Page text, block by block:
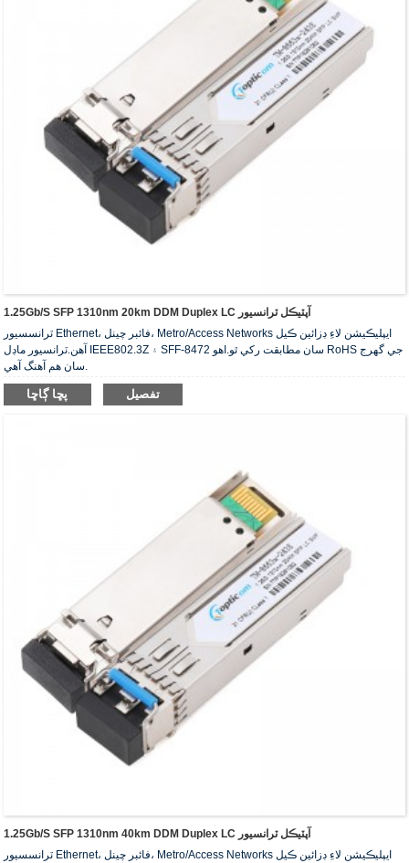
1.25Gb/s SFP 1310nm 20km DDM Duplex LC آپٽيڪل ٽرانسيور
ٽرانسسيور Ethernet، فائبر چينل، Metro/Access Networks ايپليڪيشن لاءِ ڊزائين ڪيل
آهن.ٽرانسيور ماڊل IEEE802.3Z ۽ SFF-8472 سان مطابقت رکي ٿو.اهو RoHS جي گهرج
پڇا ڳاڇا تفصيل
1.25Gb/s SFP 1310nm 40km DDM Duplex LC آپٽيڪل ٽرانسيور
ٽرانسسيور Ethernet، فائبر چينل، Metro/Access Networks ايپليڪيشن لاءِ ڊزائين ڪيل